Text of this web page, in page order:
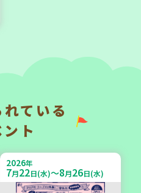
親子で楽しむ
学び・体験
2026年
10月31日(土)
ている
ト
2026年
7月22日(水)～8月26日(水)